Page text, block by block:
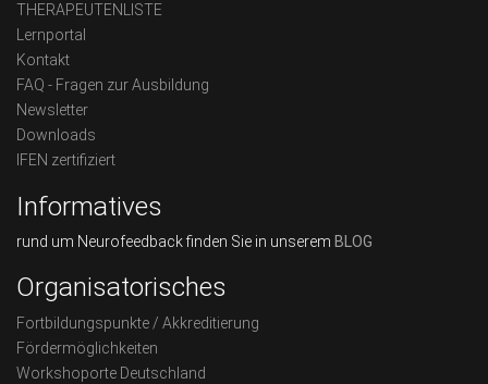
THERAPEUTENLISTE
Lernportal
Kontakt
FAQ - Fragen zur Ausbildung
Newsletter
Downloads
IFEN zertifiziert
Informatives
rund um Neurofeedback finden Sie in unserem BLOG
Organisatorisches
Fortbildungspunkte / Akkreditierung
Fördermöglichkeiten
Workshoporte Deutschland